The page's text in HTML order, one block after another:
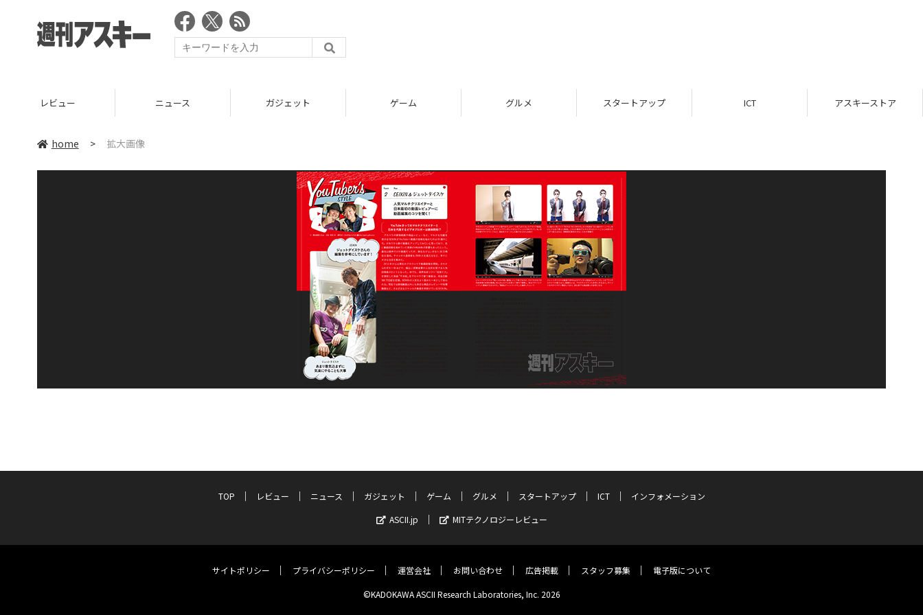
レビュー ニュース ガジェット ゲーム グルメ スタートアップ ICT アスキーストア
home > 拡大画像
TOP レビュー ニュース ガジェット ゲーム グルメ スタートアップ ICT
インフォメーション
ASCII.jp
MITテクノロジーレビュー
サイトポリシー プライバシーポリシー 運営会社 お問い合わせ 広告掲載 スタッフ募集 電子版について
©KADOKAWA ASCII Research Laboratories, Inc. 2026